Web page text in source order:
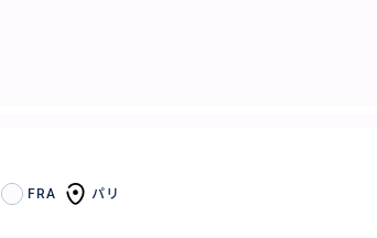
FRA パリ